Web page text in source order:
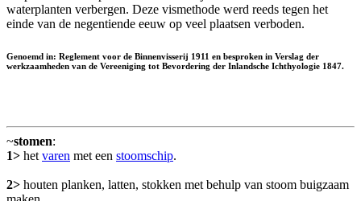
waterplanten verbergen. Deze vismethode werd reeds tegen het
einde van de negentiende eeuw op veel plaatsen verboden.
Genoemd in: Reglement voor de Binnenvisserij 1911 en besproken in Verslag der
werkzaamheden van de Vereeniging tot Bevordering der Inlandsche Ichthyologie 1847.
~stomen:
1> het varen met een stoomschip.
2> houten planken, latten, stokken met behulp van stoom buigzaam